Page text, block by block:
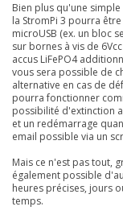
Bien plus qu'une
la StromPi 3 pourra
microUSB (ex. un bloc
sur bornes à vis de
accus LiFePO4
vous sera possible de
alternative en cas de
pourra fonctionner
possibilité d'extinction
et un redémarrage
email possible via un
Mais ce n'est pas tout,
également possible
heures précises, jours
temps.